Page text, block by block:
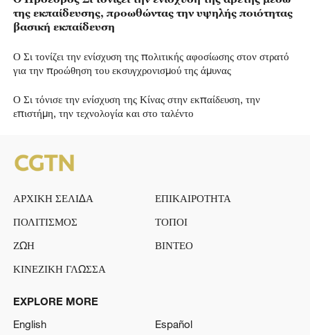
της εκπαίδευσης, προωθώντας την υψηλής ποιότητας
βασική εκπαίδευση
Ο Σι τονίζει την ενίσχυση της πολιτικής αφοσίωσης στον στρατό
για την προώθηση του εκσυγχρονισμού της άμυνας
Ο Σι τόνισε την ενίσχυση της Κίνας στην εκπαίδευση, την
επιστήμη, την τεχνολογία και στο ταλέντο
ΑΡΧΙΚΗ ΣΕΛΙΔΑ
ΕΠΙΚΑΙΡΟΤΗΤΑ
ΠΟΛΙΤΙΣΜΟΣ
ΤΟΠΟΙ
ΖΩΗ
ΒΙΝΤΕΟ
ΚΙΝΕΖΙΚΗ ΓΛΩΣΣΑ
EXPLORE MORE
English
Español